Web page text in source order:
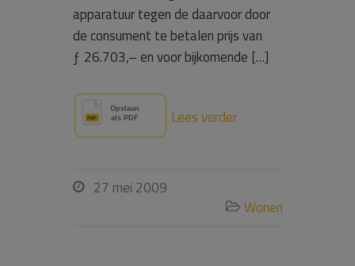
apparatuur tegen de daarvoor door
de consument te betalen prijs van
ƒ 26.703,– en voor bijkomende […]
Lees verder
 27 mei 2009
 Wonen